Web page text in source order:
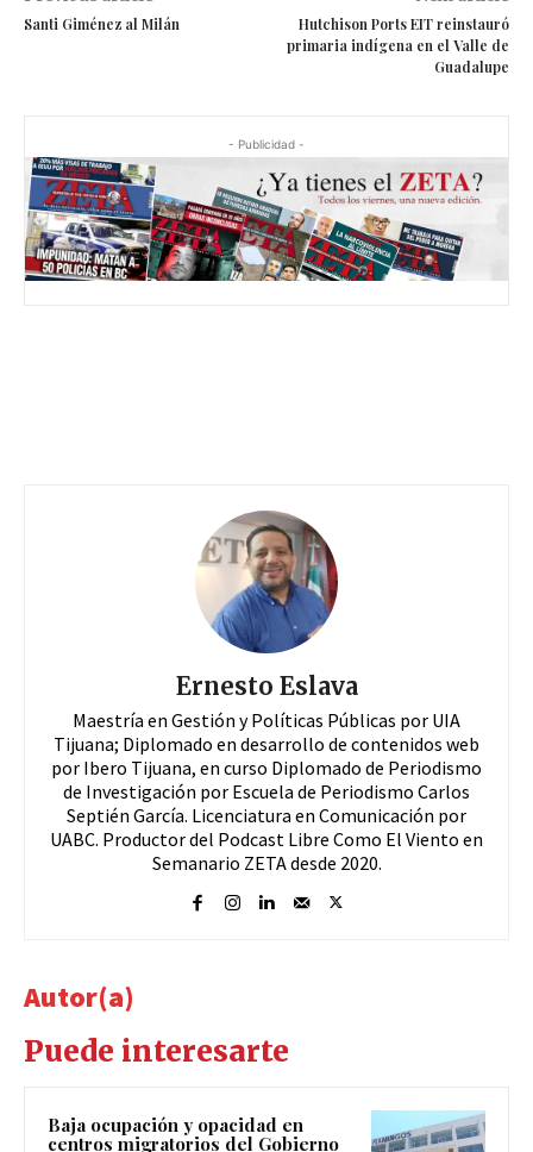
Previous article
Santi Giménez al Milán
Next article
Hutchison Ports EIT reinstauró
primaria indígena en el Valle de
Guadalupe
- Publicidad -
Ernesto Eslava
Maestría en Gestión y Políticas Públicas por UIA
Tijuana; Diplomado en desarrollo de contenidos web
por Ibero Tijuana, en curso Diplomado de Periodismo
de Investigación por Escuela de Periodismo Carlos
Septién García. Licenciatura en Comunicación por
UABC. Productor del Podcast Libre Como El Viento en
Semanario ZETA desde 2020.
Autor(a)
Puede interesarte
Baja ocupación y opacidad en